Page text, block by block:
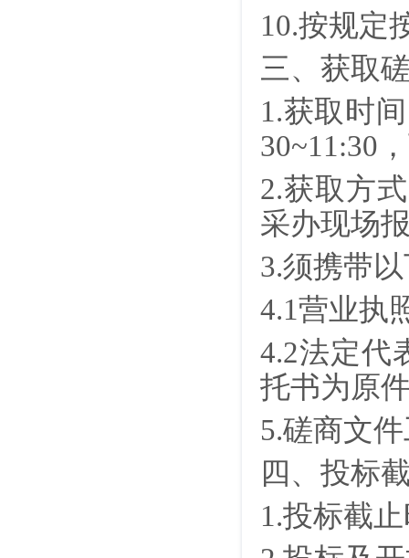
10.按规定
三、获取
1.获取时
30~11:30
2.获取方
采办现场
3.须携带
4.1营业执
4.2法定代
托书为原
5.磋商文
四、投标
1.投标截